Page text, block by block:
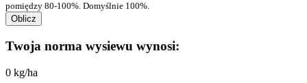
pomiędzy 80-100%. Domyślnie 100%.
Oblicz
Twoja norma wysiewu wynosi:
0 kg/ha